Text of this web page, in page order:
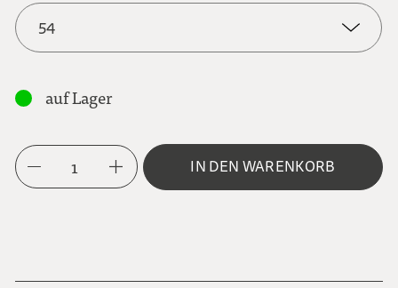
54
56
auf Lager
1 IN DEN WARENKORB